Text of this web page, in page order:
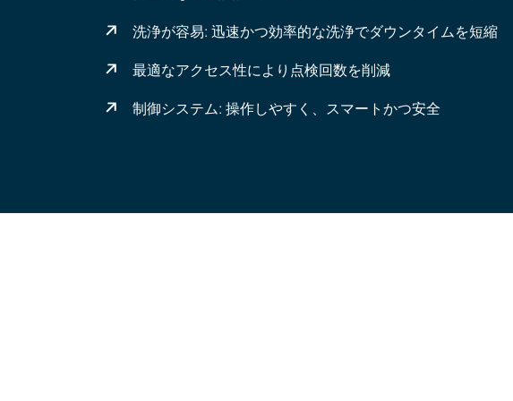
洗浄が容易: 迅速かつ効率的な洗浄でダウンタイムを短縮
最適なアクセス性により点検回数を削減
制御システム: 操作しやすく、スマートかつ安全